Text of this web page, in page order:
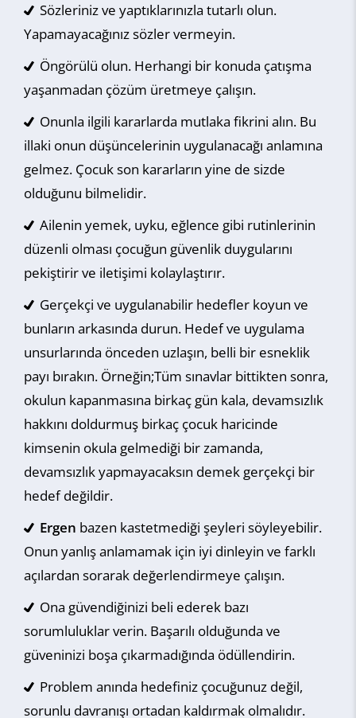
Sözleriniz ve yaptıklarınızla tutarlı olun.
Yapamayacağınız sözler vermeyin.
Öngörülü olun. Herhangi bir konuda çatışma
yaşanmadan çözüm üretmeye çalışın.
Onunla ilgili kararlarda mutlaka fikrini alın. Bu
illaki onun düşüncelerinin uygulanacağı anlamına
gelmez. Çocuk son kararların yine de sizde
olduğunu bilmelidir.
Ailenin yemek, uyku, eğlence gibi rutinlerinin
düzenli olması çocuğun güvenlik duygularını
pekiştirir ve iletişimi kolaylaştırır.
Gerçekçi ve uygulanabilir hedefler koyun ve
bunların arkasında durun. Hedef ve uygulama
unsurlarında önceden uzlaşın, belli bir esneklik
payı bırakın. Örneğin;Tüm sınavlar bittikten sonra,
okulun kapanmasına birkaç gün kala, devamsızlık
hakkını doldurmuş birkaç çocuk haricinde
kimsenin okula gelmediği bir zamanda,
devamsızlık yapmayacaksın demek gerçekçi bir
hedef değildir.
Ergen bazen kastetmediği şeyleri söyleyebilir.
Onun yanlış anlamamak için iyi dinleyin ve farklı
açılardan sorarak değerlendirmeye çalışın.
Ona güvendiğinizi beli ederek bazı
sorumluluklar verin. Başarılı olduğunda ve
güveninizi boşa çıkarmadığında ödüllendirin.
Problem anında hedefiniz çocuğunuz değil,
sorunlu davranışı ortadan kaldırmak olmalıdır.